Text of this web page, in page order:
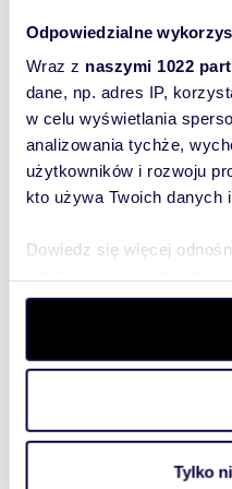
Odpowiedzialne
Wraz z naszymi 1022
dane, np. adres IP,
w celu wyświetlania
analizowania tychże,
użytkowników i rozwoju
kto używa Twoich danych
Dowiedz się więcej
szczegółów. W
wycofać swoją zgodę w
aby oferować funkcje
witrynie. Informacje o
analitycznym. Partnerzy
Tylko
WYRÓŻNIONE
WYRÓŻNIONE